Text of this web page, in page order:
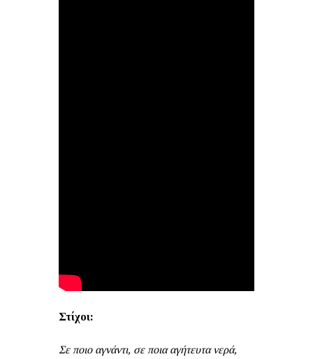
Στίχοι:
Σε ποιο αγνάντι, σε ποια αγήτευτα νερά,